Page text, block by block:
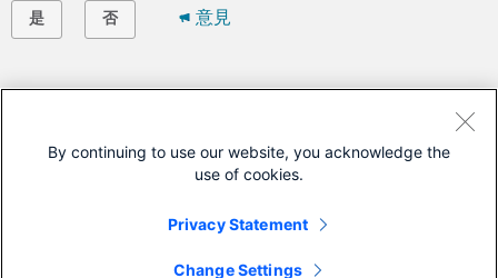
是 否 意見
開啟支援問題單
本文件適用於這些產品
By continuing to use our website, you acknowledge the
use of cookies.
Privacy Statement
Change Settings